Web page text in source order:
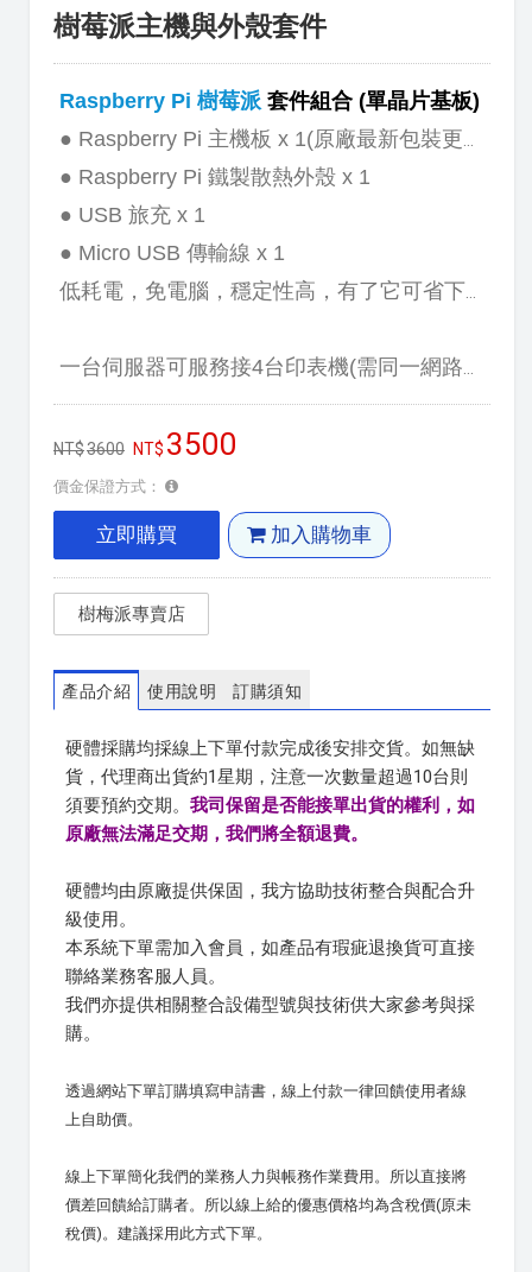
樹莓派主機與外殼套件
Raspberry Pi 樹莓派 套件組合 (單晶片基板)
● Raspberry Pi 主機板 x 1(原廠最新包裝更換為紅色外盒)
● Raspberry Pi 鐵製散熱外殼 x 1
● USB 旅充 x 1
● Micro USB 傳輸線 x 1
低耗電，免電腦，穩定性高，有了它可省下一台電腦的費用。
一台伺服器可服務接4台印表機(需同一網路區段)。
3600 3500
價金保證方式：
立即購買 加入購物車
樹梅派專賣店
產品介紹 使用說明 訂購須知
硬體採購均採線上下單付款完成後安排交貨。如無缺
貨，代理商出貨約1星期，注意一次數量超過10台則
須要預約交期。 我司保留是否能接單出貨的權利，如
原廠無法滿足交期，我們將全額退費。
硬體均由原廠提供保固，我方協助技術整合與配合升
級使用。
本系統下單需加入會員，如產品有瑕疵退換貨可直接
聯絡業務客服人員。
我們亦提供相關整合設備型號與技術供大家參考與採
購。
透過網站下單訂購填寫申請書，線上付款一律回饋使用者線
上自助價。
線上下單簡化我們的業務人力與帳務作業費用。所以直接將
價差回饋給訂購者。所以線上給的優惠價格均為含稅價(原未
稅價)。建議採用此方式下單。